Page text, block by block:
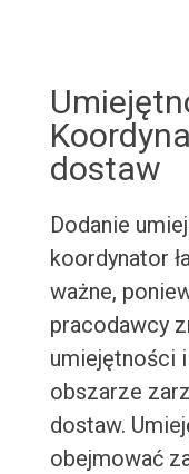
dostaw
Dodanie
koordynator
ważne,
pracodawcy
umiejętności
obszarze
dostaw.
obejmować